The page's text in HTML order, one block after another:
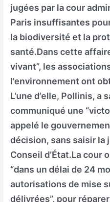
jugées par la cour
Paris insuffisantes
la biodiversité et la
santé.Dans cette
vivant”, les
l’environnement ont
L’une d’elle, Pollinis, a
communiqué une
appelé le
décision, sans saisir la
Conseil d’État.La cour
“dans un délai de 24
autorisations de mise
délivrées”, pour